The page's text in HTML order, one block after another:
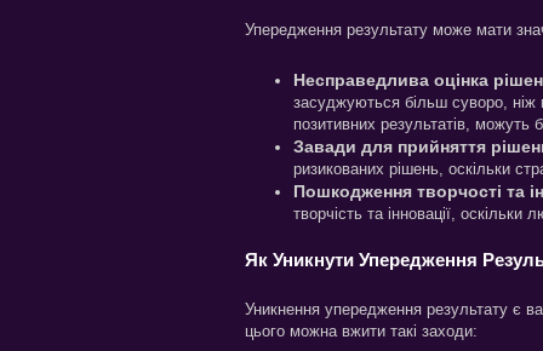
Упередження результату може мати
Несправедлива оцінка
засуджуються більш суворо, ніж
позитивних результатів, можуть
Завади для прийняття
ризикованих рішень, оскільки
Пошкодження творчості та
творчість та інновації,
Як Уникнути Упередження
Уникнення упередження результату є
цього можна вжити такі заходи: